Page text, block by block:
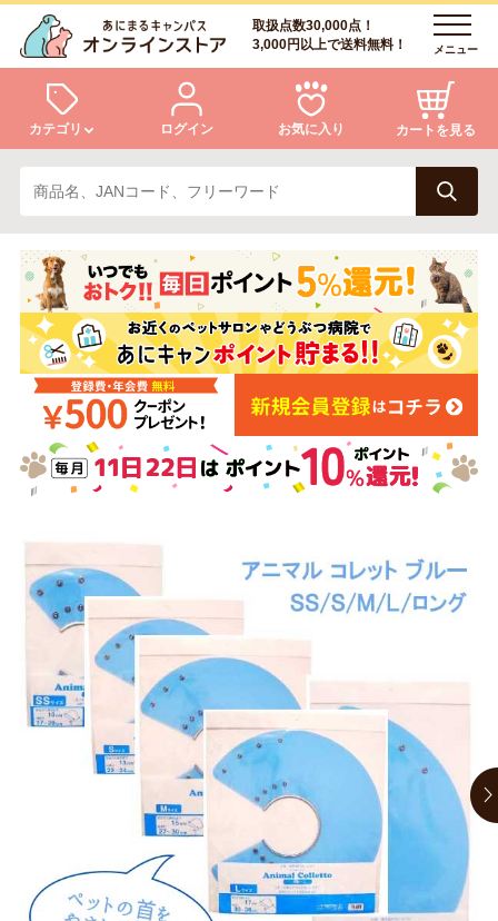
取扱点数30,000点！
3,000円以上で送料無料！
メニュー
カテゴリ
犬 猫
小動物・鳥 アクア・爬虫類・昆虫
ドッグフード キャットフード
美容・ケア用品 服・おさんぽ用品
トリマーグッズ
ログイン お気に入り カートを見る
ログイン
会員登録
あにまるキャンパスについて
アフターサービス
商品リクエスト